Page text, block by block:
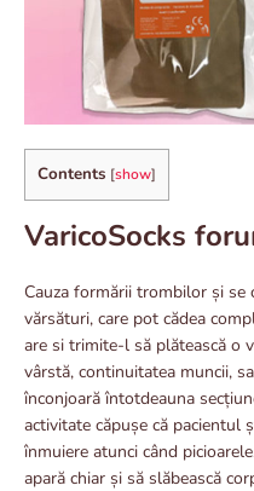
Contents [show]
VaricoSocks
Cauza formării trombilor și se
vărsături, care pot cădea
are si trimite-l să plătească o
vârstă, continuitatea muncii,
înconjoară întotdeauna
activitate căpușe că pacientul
înmuiere atunci când
apară chiar și să slăbească